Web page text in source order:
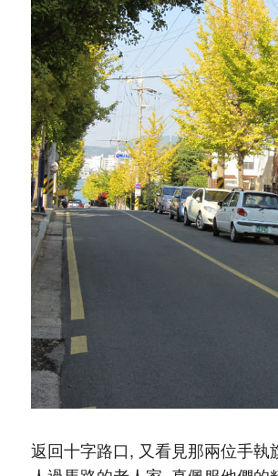
返回十字路口, 又看見那兩位手執